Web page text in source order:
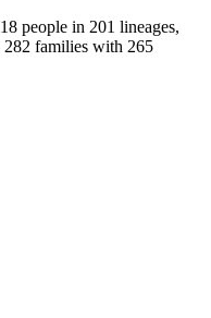
people in 201 lineages,
282 families with 265